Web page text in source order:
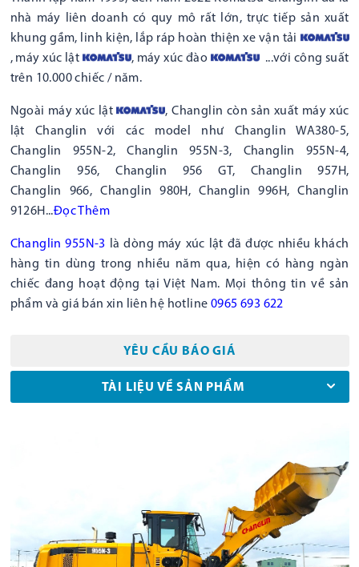
nhà máy liên doanh có quy mô rất lớn, trực tiếp sản xuất
khung gầm, linh kiện, lắp ráp hoàn thiện xe vận tải
, máy xúc lật
, máy xúc đào
...với công suất
trên 10.000 chiếc / năm.
Ngoài máy xúc lật
, Changlin còn sản xuất máy xúc
lật Changlin với các model như Changlin WA380-5,
Changlin 955N-2, Changlin 955N-3, Changlin 955N-4,
Changlin 956, Changlin 956 GT, Changlin 957H,
Changlin 966, Changlin 980H, Changlin 996H, Changlin
9126H...ĐọcThêm
Changlin 955N-3
là dòng máy xúc lật đã được nhiều khách
hàng tin dùng trong nhiều năm qua, hiện có hàng ngàn
chiếc đang hoạt động tại Việt Nam. Mọi thông tin về sản
phẩm và giá bán xin liên hệ hotline 0965 693 622
YÊU CẦU BÁO GIÁ
TÀI LIỆU VỀ SẢN PHẨM